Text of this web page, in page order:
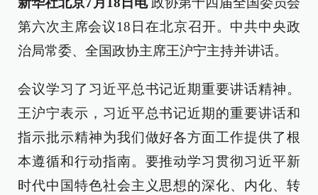
第六次主席会议18日在北京召开。中共中央政
治局常委、全国政协主席王沪宁主持并讲话。
会议学习了习近平总书记近期重要讲话精神。
王沪宁表示，习近平总书记近期的重要讲话和
指示批示精神为我们做好各方面工作提供了根
本遵循和行动指南。要推动学习贯彻习近平新
时代中国特色社会主义思想的深化、内化、转